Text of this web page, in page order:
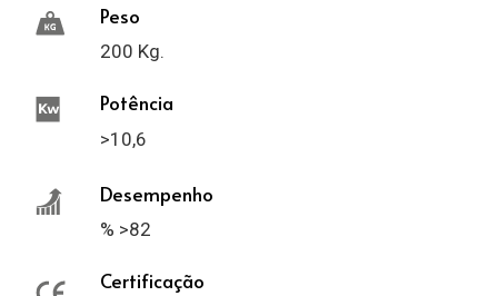
Peso
200 Kg.
Potência
>10,6
Desempenho
% >82
Certificação